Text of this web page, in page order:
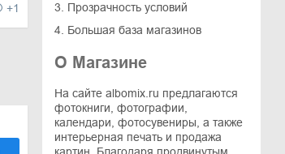
+1
3. Прозрачность условий
4. Большая база магазинов
О Магазине
На сайте albomix.ru предлагаются
фотокниги, фотографии,
календари, фотосувениры, а также
интерьерная печать и продажа